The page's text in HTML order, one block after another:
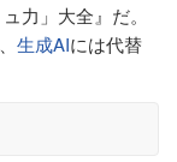
力」大全』だ。
生成AIには代替